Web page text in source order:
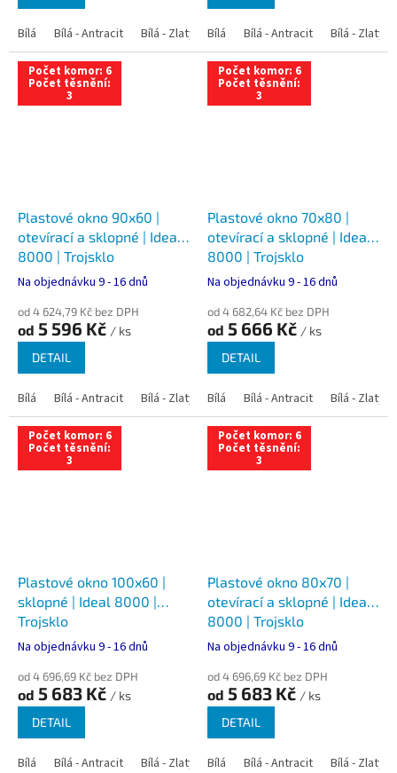
Bílá Bílá - Antracit Bílá - Zlatý dub Bílá - Tmavý dub Bílá -
Bílá Bílá - Antracit Bílá - Zlatý
Počet komor: 6
Počet těsnění:
3
Plastové okno 90x60 |
otevírací a sklopné | Ideal
8000 | Trojsklo
Na objednávku 9 - 16 dnů
od 4 624,79 Kč bez DPH
od 5 596 Kč / ks
DETAIL
Bílá Bílá - Antracit Bílá - Zlatý dub Bílá - Tmavý dub Bílá -
Počet komor: 6
Počet těsnění:
3
Plastové okno 70x80 |
otevírací a sklopné | Ideal
8000 | Trojsklo
Na objednávku 9 - 16 dnů
od 4 682,64 Kč bez DPH
od 5 666 Kč / ks
DETAIL
Bílá Bílá - Antracit Bílá - Zlatý
Počet komor: 6
Počet těsnění:
3
Plastové okno 100x60 |
sklopné | Ideal 8000 |
Trojsklo
Na objednávku 9 - 16 dnů
od 4 696,69 Kč bez DPH
od 5 683 Kč / ks
DETAIL
Bílá Bílá - Antracit Bílá - Zlatý dub Bílá - Tmavý dub Bílá -
Počet komor: 6
Počet těsnění:
3
Plastové okno 80x70 |
otevírací a sklopné | Ideal
8000 | Trojsklo
Na objednávku 9 - 16 dnů
od 4 696,69 Kč bez DPH
od 5 683 Kč / ks
DETAIL
Bílá Bílá - Antracit Bílá - Zlatý